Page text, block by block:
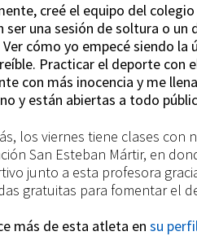
creé el equipo del
ser una sesión de soltura o un
Ver cómo yo empecé siendo
Practicar el deporte con
con más inocencia y me
y están abiertas a todo
los viernes tiene clases con
San Esteban Mártir, en
junto a esta profesora
gratuitas para fomentar el
más de esta atleta en su